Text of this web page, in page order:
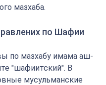
мазхаба.
по Шафии
по мазхабу имама аш-
"шафиитский". В
мусульманские